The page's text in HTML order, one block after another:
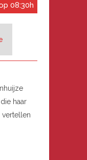
08:30h
haar
vertellen